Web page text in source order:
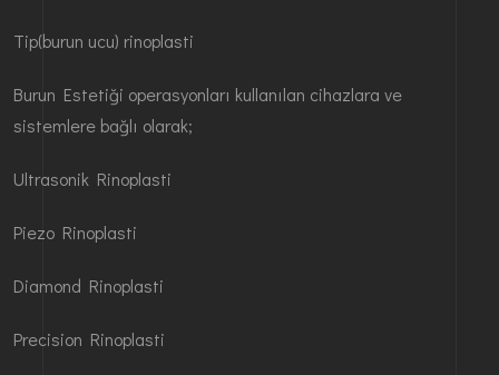
Tip(burun ucu) rinoplasti
Burun Estetiği operasyonları kullanılan cihazlara ve
sistemlere bağlı olarak;
Ultrasonik Rinoplasti
Piezo Rinoplasti
Diamond Rinoplasti
Precision Rinoplasti